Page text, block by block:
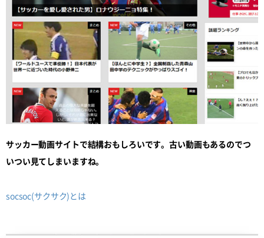
サッカー動画サイトで結構おもしろいです。古い動画もあるのでつ
いつい見てしまいますね。
socsoc(サクサク)とは